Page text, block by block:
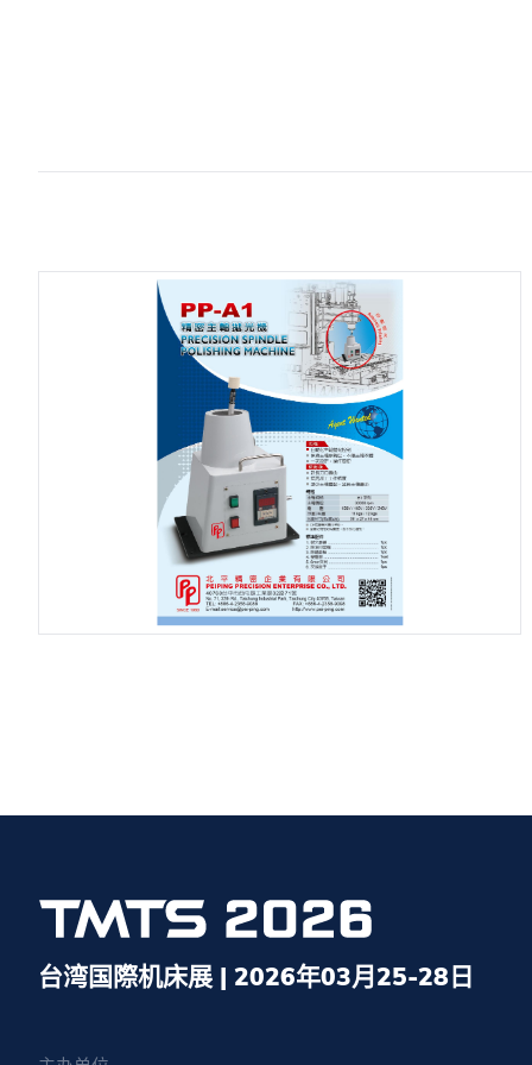
台湾国際机床展 | 2026年03月25-28日